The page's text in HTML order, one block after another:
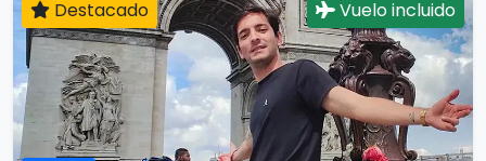
13 días / 13 noches
3 país(es)
USD $2,255
por persona
Ver detalles